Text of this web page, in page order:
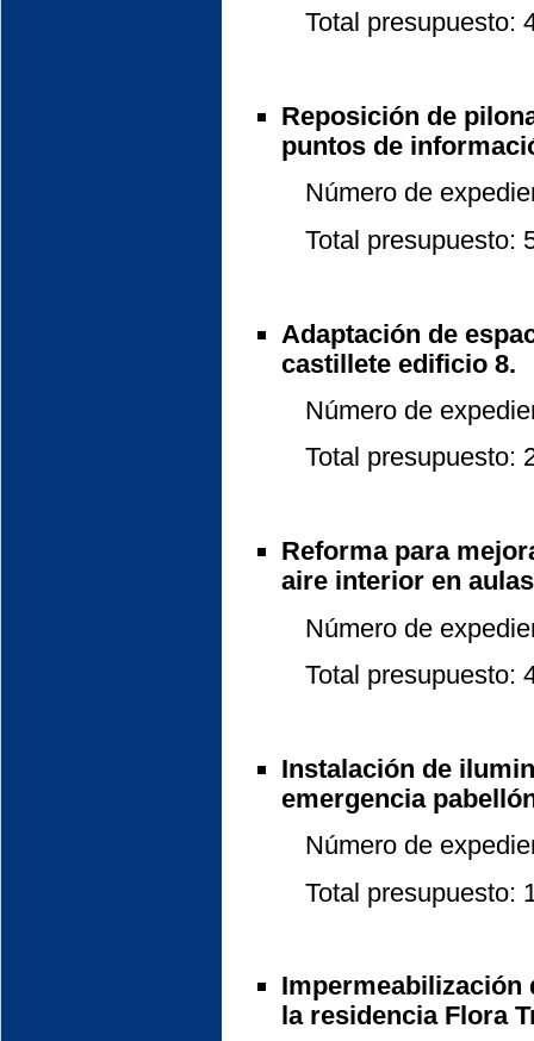
Total presupuesto:
Reposición de
puntos de
Número de
Total presupuesto:
Adaptación de
castillete edificio 8.
Número de
Total presupuesto:
Reforma para
aire interior en
Número de
Total presupuesto:
Instalación de
emergencia
Número de
Total presupuesto:
Impermeabilización
la residencia Flora